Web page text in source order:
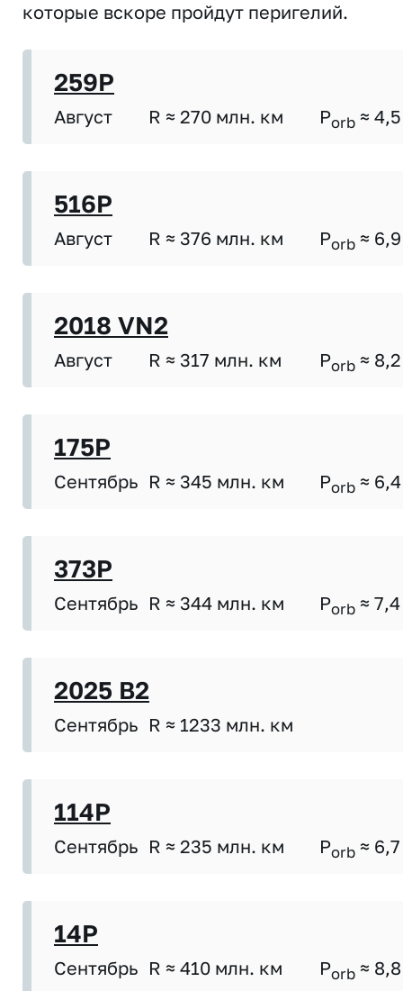
которые вскоре пройдут перигелий.
259P
Август R ≈ 270 млн. км Porb ≈ 4,5
516P
Август R ≈ 376 млн. км Porb ≈ 6,9
2018 VN2
Август R ≈ 317 млн. км Porb ≈ 8,2
175P
Сентябрь R ≈ 345 млн. км Porb ≈ 6,4
373P
Сентябрь R ≈ 344 млн. км Porb ≈ 7,4
2025 B2
Сентябрь R ≈ 1233 млн. км
114P
Сентябрь R ≈ 235 млн. км Porb ≈ 6,7
14P
Сентябрь R ≈ 410 млн. км Porb ≈ 8,8